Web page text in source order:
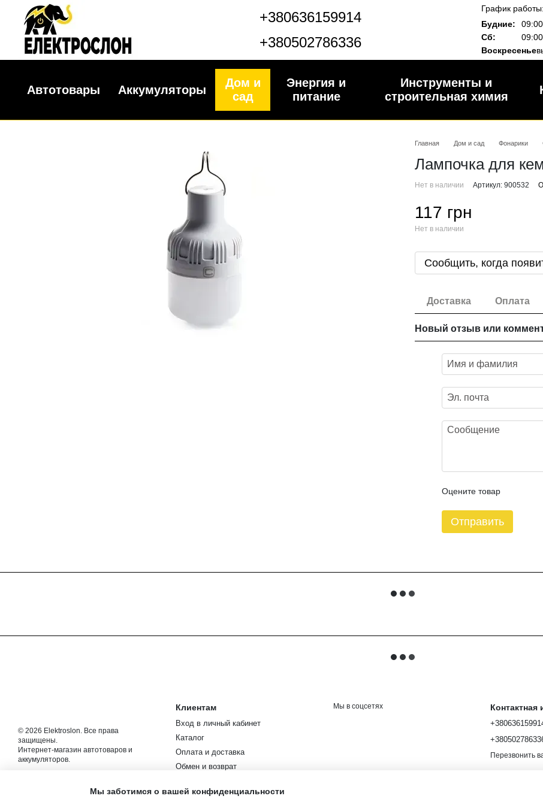
Перейти к основному контенту
+380636159914
+380502786336
График работы:
Будние:
Сб:
Воскресенье
Автотовары Аккумуляторы
Дом и
сад
Энергия и
питание
Инструменты и
строительная химия
Главная Дом и сад Фонарики
Лампочка для
Нет в наличии Артикул: 900532
117 грн
Нет в наличии
Сообщить, когда
Доставка Оплата
Новый отзыв или
Оцените товар
Отправить
© 2026 Elektroslon. Все права
защищены.
Интернет-магазин автотоваров и
аккумуляторов.
Клиентам
Вход в личный кабинет
Каталог
Оплата и доставка
Обмен и возврат
Новости и статьи
Мы в соцсетях
Перезвонить
Мы заботимся о вашей конфиденциальности